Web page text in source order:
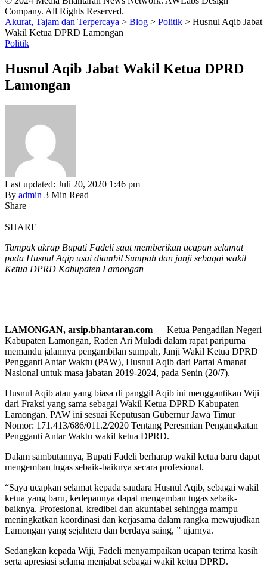
Company. All Rights Reserved.
Akurat, Tajam dan Terpercaya > Blog > Politik > Husnul Aqib Jabat
Wakil Ketua DPRD Lamongan
Politik
Husnul Aqib Jabat Wakil Ketua DPRD
Lamongan
Last updated: Juli 20, 2020 1:46 pm
By admin 3 Min Read
Share
SHARE
Tampak akrap Bupati Fadeli saat memberikan ucapan selamat
pada Husnul Aqip usai diambil Sumpah dan janji sebagai wakil
Ketua DPRD Kabupaten Lamongan
LAMONGAN, arsip.bhantaran.com — Ketua Pengadilan Negeri
Kabupaten Lamongan, Raden Ari Muladi dalam rapat paripurna
memandu jalannya pengambilan sumpah, Janji Wakil Ketua DPRD
Pengganti Antar Waktu (PAW), Husnul Aqib dari Partai Amanat
Nasional untuk masa jabatan 2019-2024, pada Senin (20/7).
Husnul Aqib atau yang biasa di panggil Aqib ini menggantikan Wiji
dari Fraksi yang sama sebagai Wakil Ketua DPRD Kabupaten
Lamongan. PAW ini sesuai Keputusan Gubernur Jawa Timur
Nomor: 171.413/686/011.2/2020 Tentang Peresmian Pengangkatan
Pengganti Antar Waktu wakil ketua DPRD.
Dalam sambutannya, Bupati Fadeli berharap wakil ketua baru dapat
mengemban tugas sebaik-baiknya secara profesional.
“Saya ucapkan selamat kepada saudara Husnul Aqib, sebagai wakil
ketua yang baru, kedepannya dapat mengemban tugas sebaik-
baiknya. Profesional, kredibel dan akuntabel sehingga mampu
meningkatkan koordinasi dan kerjasama dalam rangka mewujudkan
Lamongan yang sejahtera dan berdaya saing, ” ujarnya.
Sedangkan kepada Wiji, Fadeli menyampaikan ucapan terima kasih
serta apresiasi selama menjabat sebagai wakil ketua DPRD.